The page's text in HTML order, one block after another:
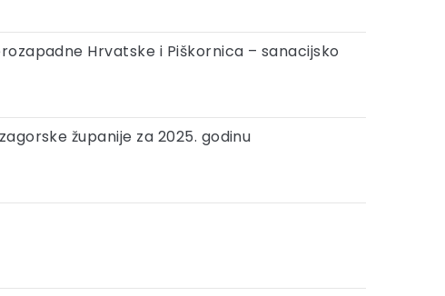
Hrvatske i Piškornica – sanacijsko
županije za 2025. godinu